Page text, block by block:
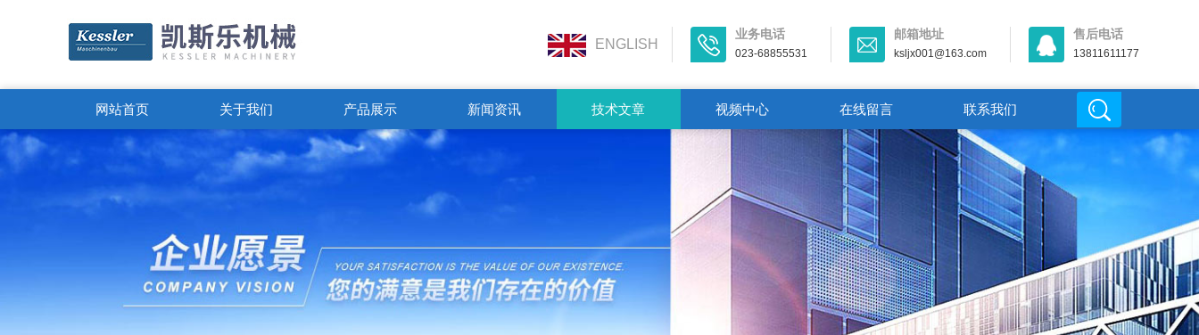
业务电话
023-68855531
邮箱地址
ksljx001@163.com
售后电话
13811611177
ENGLISH
网站首页 关于我们 产品展示 新闻资讯 技术文章 视频中心 在线留言 联系我们